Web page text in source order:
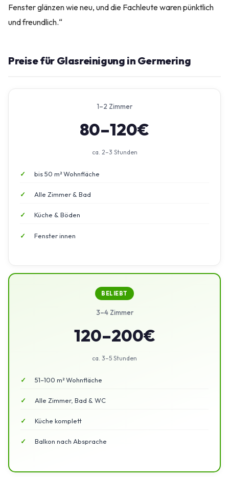
Fenster glänzen wie neu, und die Fachleute waren pünktlich
und freundlich.“
Preise für Glasreinigung in Germering
1–2 Zimmer
80–120€
ca. 2–3 Stunden
bis 50 m² Wohnfläche
Alle Zimmer & Bad
Küche & Böden
Fenster innen
BELIEBT
3–4 Zimmer
120–200€
ca. 3–5 Stunden
51–100 m² Wohnfläche
Alle Zimmer, Bad & WC
Küche komplett
Balkon nach Absprache